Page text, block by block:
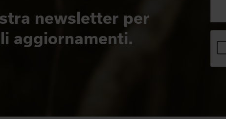
newsletter per
aggiornamenti.